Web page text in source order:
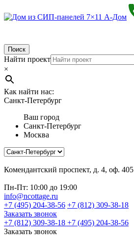
Поиск
Найти проект
×
Как найти нас:
Санкт-Петербург
Ваш город
Санкт-Петербург
Москва
Комендантский проспект, д. 4, оф. 405
Пн-Пт: 10:00 до 19:00
info@ncottage.ru
+7 (495) 204-38-56 +7 (812) 309-38-18
Заказать звонок
+7 (812) 309-38-18 +7 (495) 204-38-56
Заказать звонок